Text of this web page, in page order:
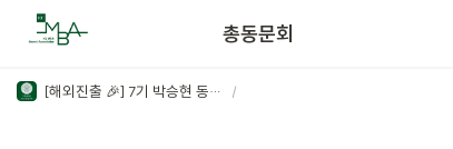
총동문회
[해외진출 🎉] 7기 박승현 동문 '프로토타이(PROTOTIE)' 우즈베키스탄 진출 성공을 축하합니다! /
운영조직